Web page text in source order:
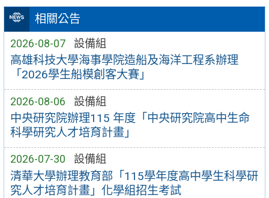
相關公告
2026-08-07 設備組
高雄科技大學海事學院造船及海洋工程系辦理
「2026學生船模創客大賽」
2026-08-06 設備組
中央研究院辦理115 年度「中央研究院高中生命
科學研究人才培育計畫」
2026-07-30 設備組
清華大學辦理教育部「115學年度高中學生科學研
究人才培育計畫」化學組招生考試